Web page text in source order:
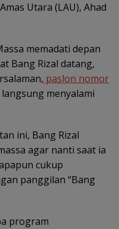
Utara (LAU), Ahad
memadati depan
Bang Rizal datang,
paslon nomor
menyalami
ini, Bang Rizal
agar nanti saat ia
cukup
panggilan “Bang
program